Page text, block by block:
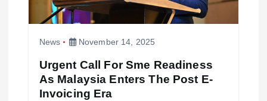
News November 14, 2025
Urgent Call For Sme Readiness
As Malaysia Enters The Post E-
Invoicing Era